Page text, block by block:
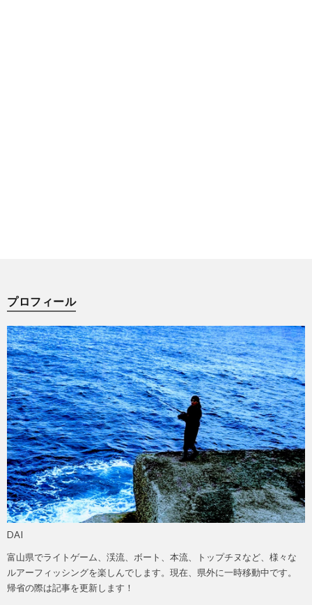
プロフィール
DAI
富山県でライトゲーム、渓流、ボート、本流、トップチヌなど、様々な
ルアーフィッシングを楽しんでします。現在、県外に一時移動中です。
帰省の際は記事を更新します！